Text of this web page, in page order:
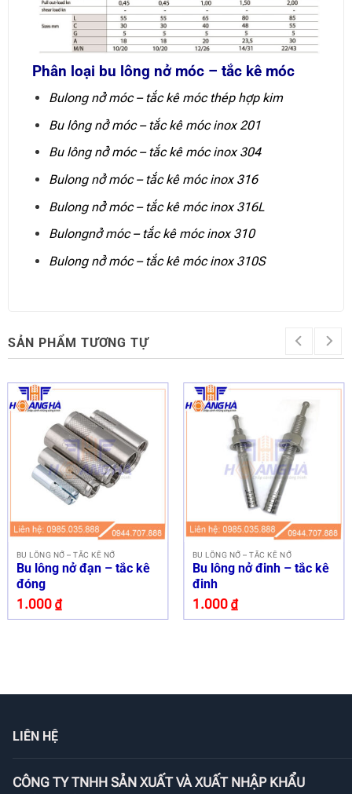
Phân loại bu lông nở móc – tắc kê móc
Bulong nở móc – tắc kê móc thép hợp kim
Bu lông nở móc – tắc kê móc inox 201
Bu lông nở móc – tắc kê móc inox 304
Bulong nở móc – tắc kê móc inox 316
Bulong nở móc – tắc kê móc inox 316L
Bulongnở móc – tắc kê móc inox 310
Bulong nở móc – tắc kê móc inox 310S
SẢN PHẨM TƯƠNG TỰ
BU LÔNG NỞ – TẮC KÊ NỞ
Bu lông nở đạn – tắc kê
đóng
1.000 ₫
BU LÔNG NỞ – TẮC KÊ NỞ
Bu lông nở đinh – tắc kê
đinh
1.000 ₫
LIÊN HỆ
CÔNG TY TNHH SẢN XUẤT VÀ XUẤT NHẬP KHẨU